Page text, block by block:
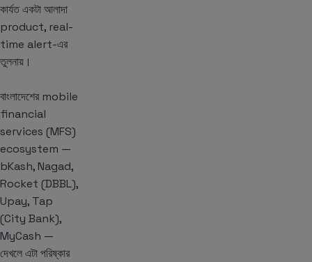
কার্যত একটা আলাদা
product, real-
time alert-এর
তুলনায়।
বাংলাদেশের mobile
financial
services (MFS)
ecosystem —
bKash, Nagad,
Rocket (DBBL),
Upay, Tap
(City Bank),
MyCash —
দেখলে এটা পরিষ্কার